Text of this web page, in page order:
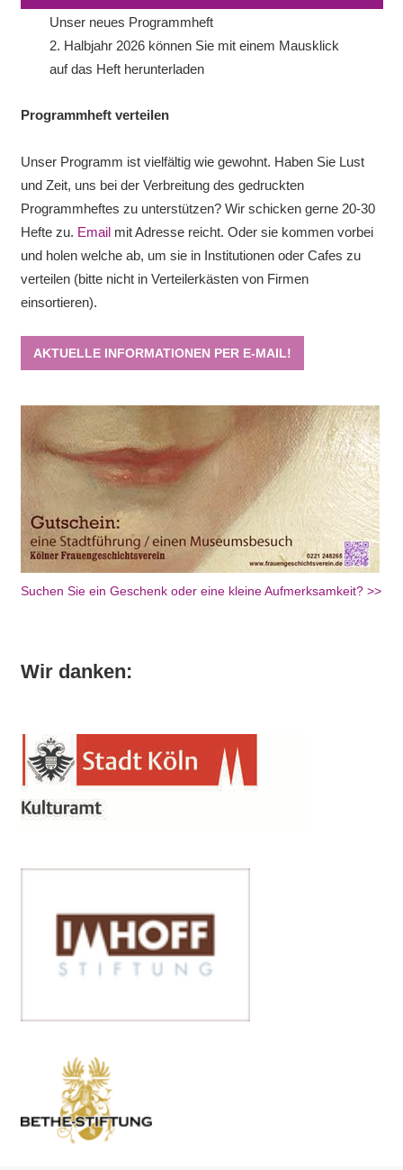
Unser neues Programmheft
2. Halbjahr 2026 können Sie mit einem Mausklick
auf das Heft herunterladen
Programmheft verteilen
Unser Programm ist vielfältig wie gewohnt. Haben Sie Lust
und Zeit, uns bei der Verbreitung des gedruckten
Programmheftes zu unterstützen? Wir schicken gerne 20-30
Hefte zu. Emailmit Adresse reicht. Oder sie kommen vorbei
und holen welche ab, um sie in Institutionen oder Cafes zu
verteilen (bitte nicht in Verteilerkästen von Firmen
einsortieren).
AKTUELLE INFORMATIONEN PER E-MAIL!
Suchen Sie ein Geschenk oder eine kleine Aufmerksamkeit? >>
Wir danken: